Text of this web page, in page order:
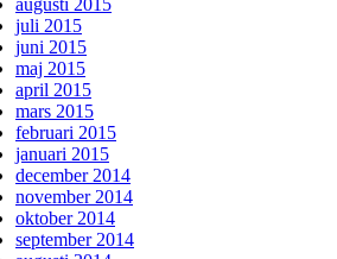
juli 2015
juni 2015
maj 2015
april 2015
mars 2015
februari 2015
januari 2015
december 2014
november 2014
oktober 2014
september 2014